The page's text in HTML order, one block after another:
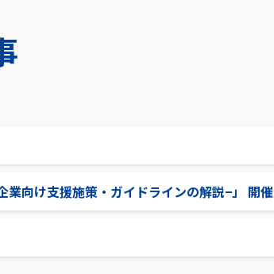
向け支援施策・ガイドラインの解説−」 開催